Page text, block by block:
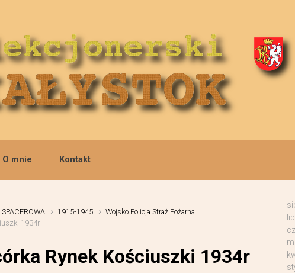
O mnie Kontakt
1915-1945
Wojsko Policja Straż Pożarna
1934r
Rynek Kościuszki 1934r